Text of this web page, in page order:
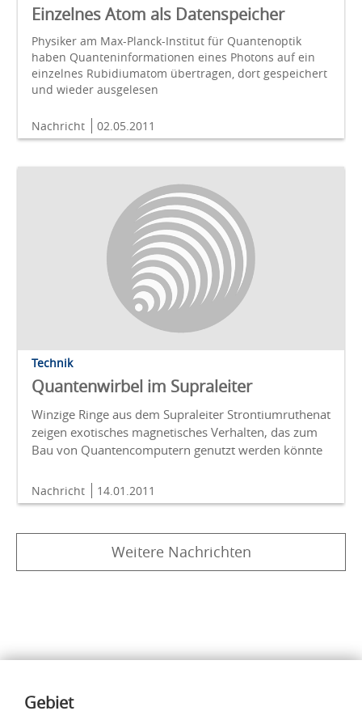
Einzelnes Atom als Datenspeicher
Physiker am Max-Planck-Institut für Quantenoptik
haben Quanteninformationen eines Photons auf ein
einzelnes Rubidiumatom übertragen, dort gespeichert
und wieder ausgelesen
Nachricht 02.05.2011
Technik
Quantenwirbel im Supraleiter
Winzige Ringe aus dem Supraleiter Strontiumruthenat
zeigen exotisches magnetisches Verhalten, das zum
Bau von Quantencomputern genutzt werden könnte
Nachricht 14.01.2011
Weitere Nachrichten
Inhalte
Gebiet